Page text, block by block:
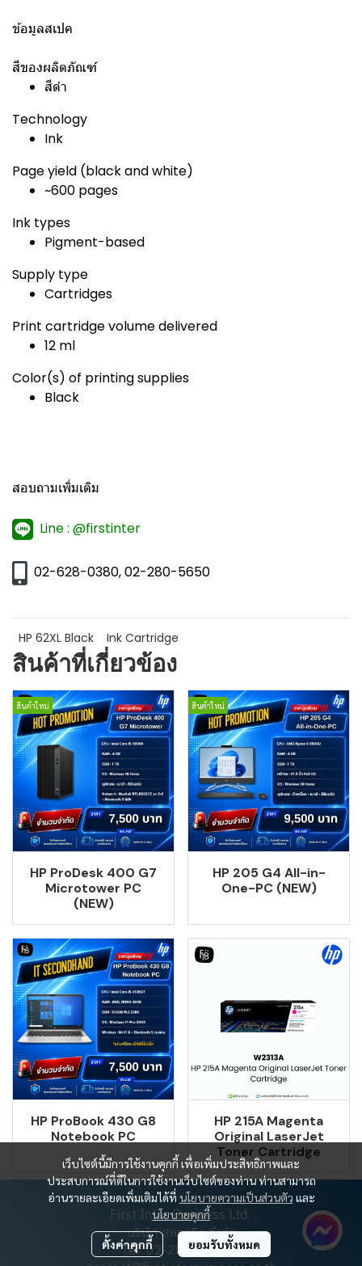
ข้อมูลสเปค
สีของผลิตภัณฑ์
สีดำ
Technology
Ink
Page yield (black and white)
~600 pages
Ink types
Pigment-based
Supply type
Cartridges
Print cartridge volume delivered
12 ml
Color(s) of printing supplies
Black
สอบถามเพิ่มเติม
Line : @firstinter
02-628-0380, 02-280-5650
HP 62XL Black Ink Cartridge
สินค้าที่เกี่ยวข้อง
สินค้าใหม่
HP ProDesk 400 G7
Microtower PC
(NEW)
สินค้าใหม่
HP 205 G4 All-in-
One-PC (NEW)
HP ProBook 430 G8
Notebook PC
HP 215A Magenta
Original LaserJet
Toner Cartridge
เว็บไซต์นี้มีการใช้งานคุกกี้ เพื่อเพิ่มประสิทธิภาพและ
ประสบการณ์ที่ดีในการใช้งานเว็บไซต์ของท่าน ท่านสามารถ
อ่านรายละเอียดเพิ่มเติมได้ที่ นโยบายความเป็นส่วนตัว และ
นโยบายคุกกี้
ตั้งค่าคุกกี้ ยอมรับทั้งหมด
First Inter Business Ltd.
บริษัท สหธุรกิจ จำกัด
Tel: 02-280-5650-9